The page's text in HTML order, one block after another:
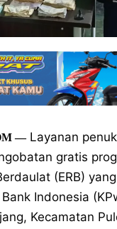
—Layanan
gratis
(ERB)
Indonesia
Kecamatan